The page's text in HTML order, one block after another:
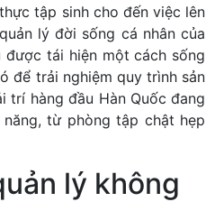
tập sinh cho đến việc lên
lý đời sống cá nhân của
tái hiện một cách sống
để trải nghiệm quy trình sản
trí hàng đầu Hàn Quốc đang
từ phòng tập chật hẹp
lý không